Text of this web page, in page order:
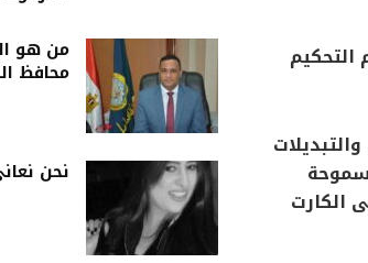
التحكيم
49 بنفس اللاعبين والتبديلات
سموحة
الكارت
من هو
محافظ
نحن